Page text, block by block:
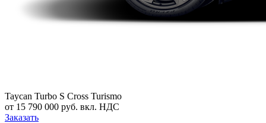
Taycan Turbo S Cross Turismo
от 15 790 000 руб. вкл. НДС
Заказать